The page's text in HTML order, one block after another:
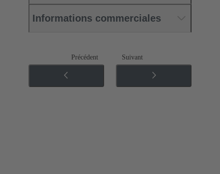
Informations commerciales
Précédent Suivant